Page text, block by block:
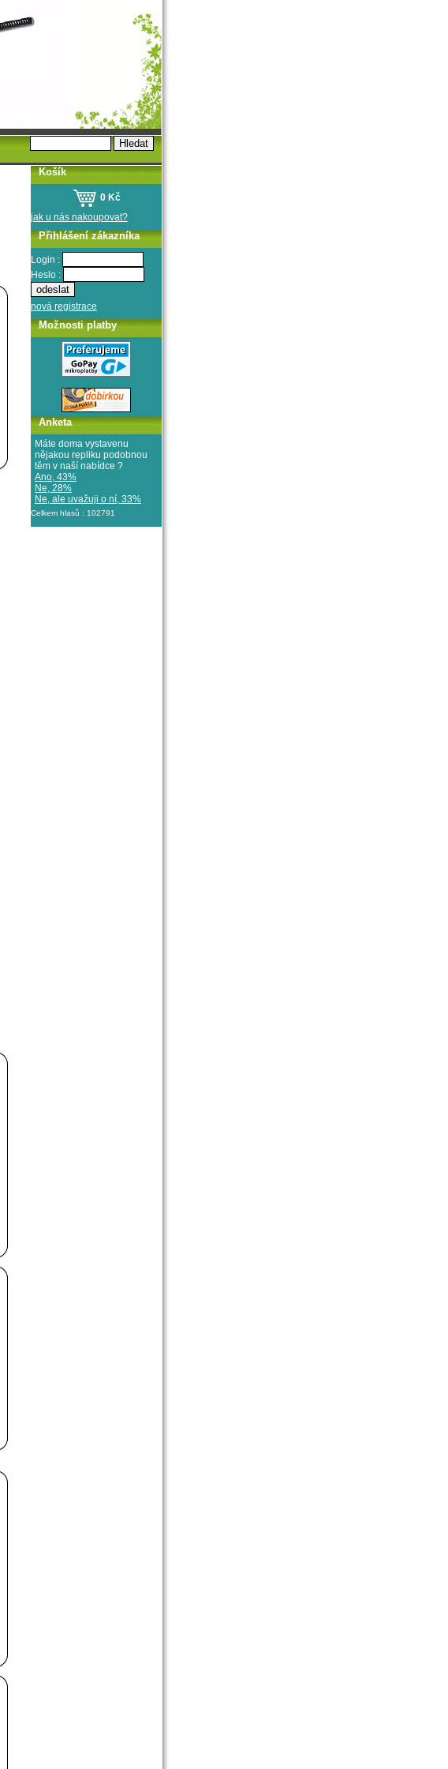
Košík
0 Kč
jak u nás nakoupovat?
Přihlášení zákazníka
Login :
Heslo :
nová registrace
Možnosti platby
Anketa
Máte doma vystavenu
nějakou repliku podobnou
těm v naší nabídce ?
Ano, 43%
Ne, 28%
Ne, ale uvažuji o ní, 33%
Celkem hlasů : 102791